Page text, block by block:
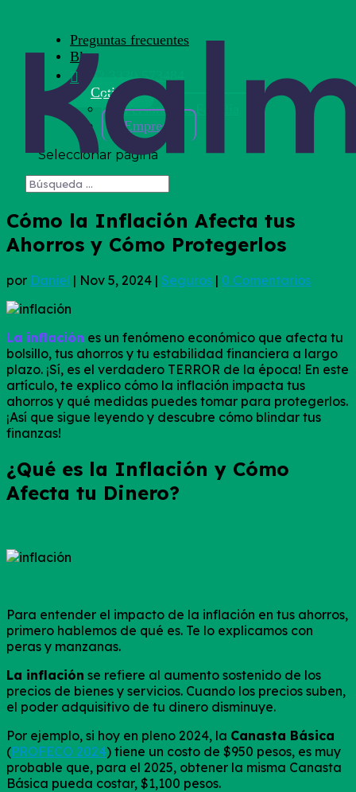
Preguntas frecuentes
Blog
+52 3330 573484
Cotizar
Persona y/o Familia
Empresa
Seleccionar página
Cómo la Inflación Afecta tus
Ahorros y Cómo Protegerlos
por Daniel | Nov 5, 2024 | Seguros | 0 Comentarios
La inflación es un fenómeno económico que afecta tu
bolsillo, tus ahorros y tu estabilidad financiera a largo
plazo. ¡Sí, es el verdadero TERROR de la época! En este
artículo, te explico cómo la inflación impacta tus
ahorros y qué medidas puedes tomar para protegerlos.
¡Así que sigue leyendo y descubre cómo blindar tus
finanzas!
¿Qué es la Inflación y Cómo
Afecta tu Dinero?
Para entender el impacto de la inflación en tus ahorros,
primero hablemos de qué es. Te lo explicamos con
peras y manzanas.
La inflación se refiere al aumento sostenido de los
precios de bienes y servicios. Cuando los precios suben,
el poder adquisitivo de tu dinero disminuye.
Por ejemplo, si hoy en pleno 2024, la Canasta Básica
(PROFECO 2024) tiene un costo de $950 pesos, es muy
probable que, para el 2025, obtener la misma Canasta
Básica pueda costar, $1,100 pesos.